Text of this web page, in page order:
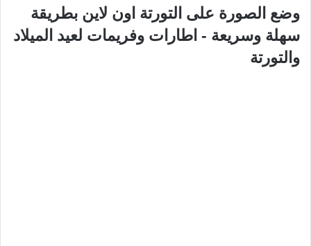
وضع الصورة على التورتة اون لاين بطريقة
سهلة وسريعة - اطارات وفريمات لعيد الميلاد
والتورتة